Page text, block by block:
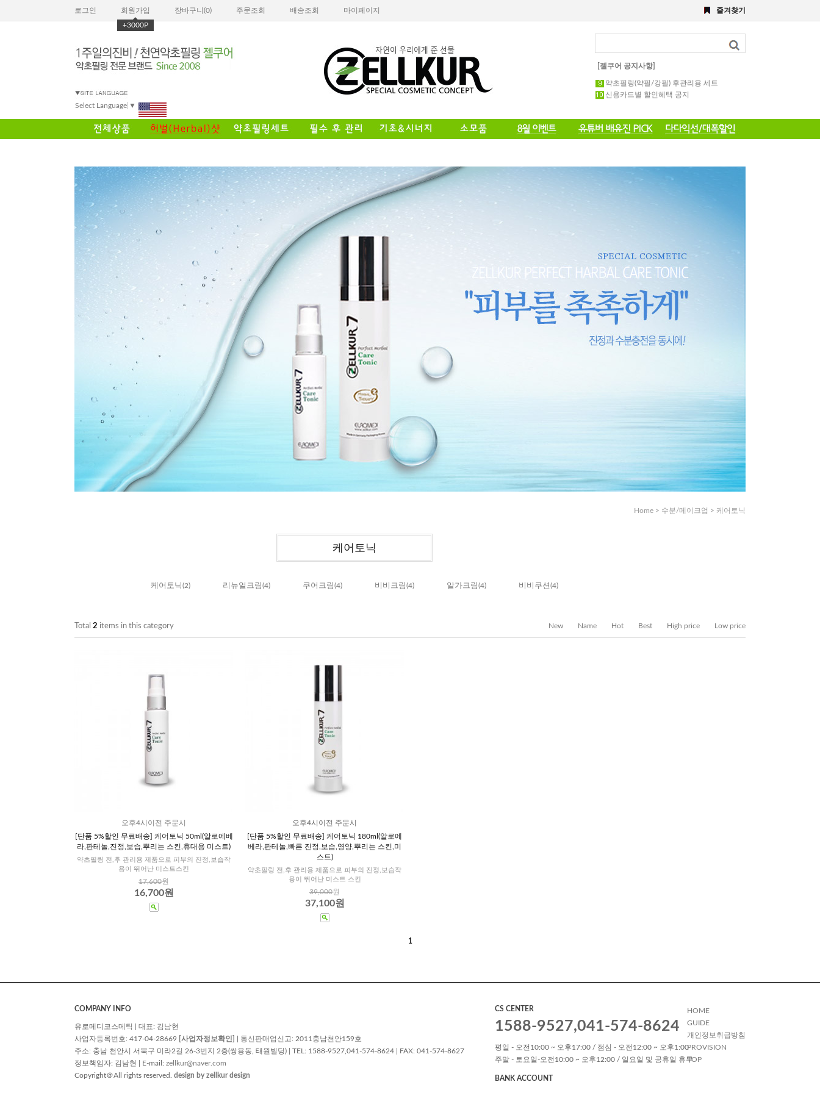
Select Language ▼
[젤쿠어 공지사항]
해초,약초필링세트
전화 주문 공지 이벤트
약초필링 1회용 세트
약초필링(약필/강필) 후관리용 세트
신용카드별 할인혜택 공지
로그인 회원가입
+3000P
장바구니(0) 주문조회 배송조회 마이페이지 즐겨찾기
Home > 수분/메이크업 > 케어토닉
케어토닉
케어토닉(2) 리뉴얼크림(4) 쿠어크림(4) 비비크림(4) 알가크림(4) 비비쿠션(4)
Total 2 items in this category New Name Hot Best High price Low price
오후4시이전 주문시
[단품 5%할인 무료배송] 케어토닉 50ml(알로에베
라,판테놀,진정,보습,뿌리는 스킨,휴대용 미스트)
약초필링 전,후 관리용 제품으로 피부의 진정,보습작
용이 뛰어난 미스트스킨
17,600원
16,700원
오후4시이전 주문시
[단품 5%할인 무료배송] 케어토닉 180ml(알로에
베라,판테놀,빠른 진정,보습,영양,뿌리는 스킨,미
스트)
약초필링 전,후 관리용 제품으로 피부의 진정,보습작
용이 뛰어난 미스트 스킨
39,000원
37,100원
1
COMPANY INFO
유로메디코스메틱 | 대표: 김남현
사업자등록번호: 417-04-28669 [사업자정보확인]
| 통신판매업신고: 2011충남천안159호
주소: 충남 천안시 서북구 미라2길 26-3번지 2층(쌍용동, 태원빌딩) | TEL: 1588-9527,041-574-8624 | FAX: 041-574-8627
정보책임자: 김남현 | E-mail: zellkur@naver.com
Copyright＠All rights reserved. design by zellkur design
CS CENTER
1588-9527,041-574-8624
평일 - 오전10:00 ~ 오후17:00 / 점심 - 오전12:00 ~ 오후1:00
주말 - 토요일-오전10:00 ~ 오후12:00 / 일요일 및 공휴일 휴무
BANK ACCOUNT
HOME
GUIDE
개인정보취급방침
PROVISION
TOP